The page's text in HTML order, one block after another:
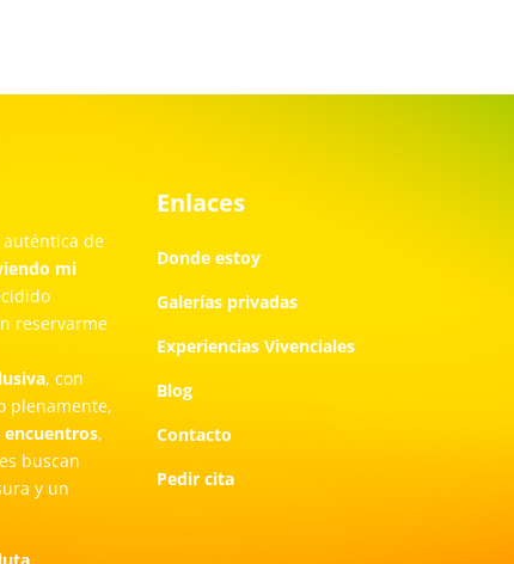
de
mi
reservarme
, con
plenamente,
,
buscan
y un
Enlaces
Donde estoy
Galerías privadas
Experiencias Vivenciales
Blog
Contacto
Pedir cita